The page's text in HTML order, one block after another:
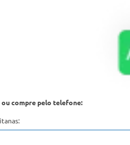
ou compre pelo telefone: